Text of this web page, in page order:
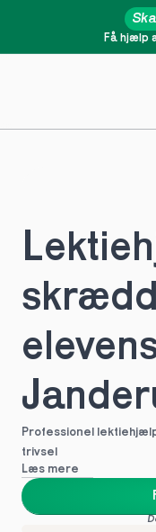
Få hjælp
Professionel
trivsel
Læs mere